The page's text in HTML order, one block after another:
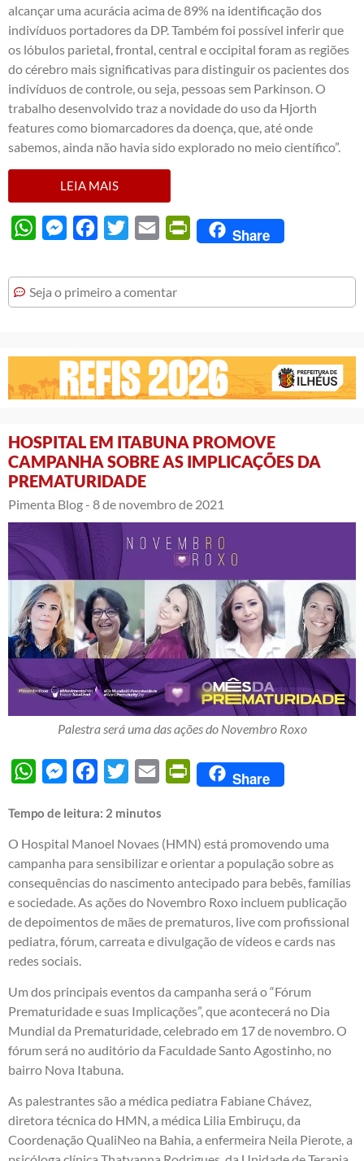
alcançar uma acurácia acima de 89% na identificação dos
indivíduos portadores da DP. Também foi possível inferir que
os lóbulos parietal, frontal, central e occipital foram as regiões
do cérebro mais significativas para distinguir os pacientes dos
indivíduos de controle, ou seja, pessoas sem Parkinson. O
trabalho desenvolvido traz a novidade do uso da Hjorth
features como biomarcadores da doença, que, até onde
sabemos, ainda não havia sido explorado no meio científico”.
LEIA MAIS
WhatsAppMessengerFacebook
Twitter Email PrintFriendly
Share
Seja o primeiro a comentar
HOSPITAL EM ITABUNA PROMOVE
CAMPANHA SOBRE AS IMPLICAÇÕES DA
PREMATURIDADE
Pimenta Blog - 8 de novembro de 2021
Palestra será uma das ações do Novembro Roxo
WhatsAppMessengerFacebook
Twitter Email PrintFriendly
Share
Tempo de leitura: 2 minutos
O Hospital Manoel Novaes (HMN) está promovendo uma
campanha para sensibilizar e orientar a população sobre as
consequências do nascimento antecipado para bebês, famílias
e sociedade. As ações do Novembro Roxo incluem publicação
de depoimentos de mães de prematuros, live com profissional
pediatra, fórum, carreata e divulgação de vídeos e cards nas
redes sociais.
Um dos principais eventos da campanha será o “Fórum
Prematuridade e suas Implicações”, que acontecerá no Dia
Mundial da Prematuridade, celebrado em 17 de novembro. O
fórum será no auditório da Faculdade Santo Agostinho, no
bairro Nova Itabuna.
As palestrantes são a médica pediatra Fabiane Chávez,
diretora técnica do HMN, a médica Lilia Embiruçu, da
Coordenação QualiNeo na Bahia, a enfermeira Neila Pierote, a